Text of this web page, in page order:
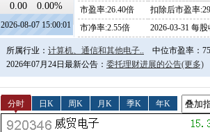
0.00 0.00%
2026-08-07 15:00:01
市盈率:26.40倍
扣除后市盈率
市净率:2.55倍
2026-03-31 每
所属行业： 计算机、通信和其他电子.. 中位市盈率：
2026年07月24日最新公告： 委托理财进展的公告(更多)
分时 日K 周K 月K 季K 年K